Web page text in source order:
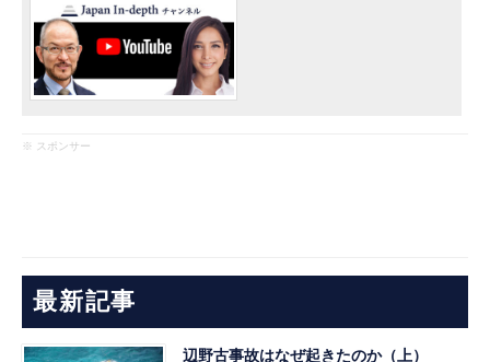
※ スポンサー
最新記事
辺野古事故はなぜ起きたのか（上）